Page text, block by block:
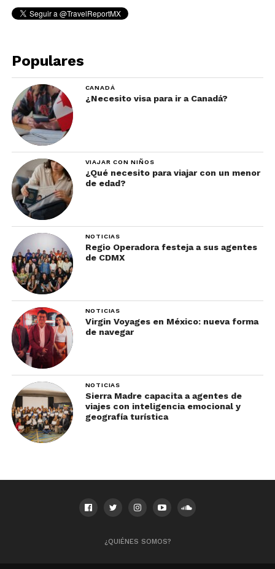
Populares
CANADÁ
¿Necesito visa para ir a Canadá?
VIAJAR CON NIÑOS
¿Qué necesito para viajar con un menor
de edad?
NOTICIAS
Regio Operadora festeja a sus agentes
de CDMX
NOTICIAS
Virgin Voyages en México: nueva forma
de navegar
NOTICIAS
Sierra Madre capacita a agentes de
viajes con inteligencia emocional y
geografía turística
¿QUIÉNES SOMOS?